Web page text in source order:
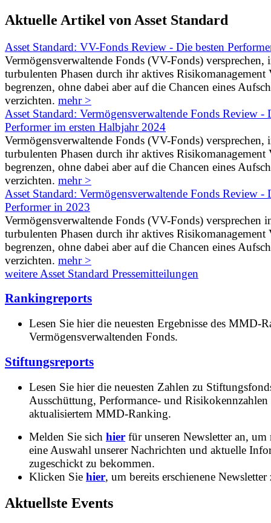
Aktuelle Artikel von Asset Standard
Asset Standard: VV-Fonds Review - Die besten
Vermögensverwaltende Fonds (VV-Fonds) versprechen,
turbulenten Phasen durch ihr aktives Risikomanagement
begrenzen, ohne dabei aber auf die Chancen eines
verzichten. mehr >
Asset Standard: Vermögensverwaltende Fonds Review -
Performer im ersten Halbjahr 2024
Vermögensverwaltende Fonds (VV-Fonds) versprechen,
turbulenten Phasen durch ihr aktives Risikomanagement
begrenzen, ohne dabei aber auf die Chancen eines
verzichten. mehr >
Asset Standard: Vermögensverwaltende Fonds Review -
Performer in 2023
Vermögensverwaltende Fonds (VV-Fonds) versprechen
turbulenten Phasen durch ihr aktives Risikomanagement
begrenzen, ohne dabei aber auf die Chancen eines
verzichten. mehr >
weitere Asset Standard Pressemitteilungen
Rankingreports
Lesen Sie hier die neuesten Ergebnisse des MMD-
Vermögensverwaltenden Fonds.
Stiftungsreports
Lesen Sie hier die neuesten Zahlen zu
Ausschüttung, Performance- und
aktualisiertem MMD-Ranking.
Melden Sie sich hier für unseren Newsletter an, um
eine Auswahl unserer Nachrichten und aktuelle
zugeschickt zu bekommen.
Klicken Sie hier, um bereits erschienene Newsletter
Aktuellste Events